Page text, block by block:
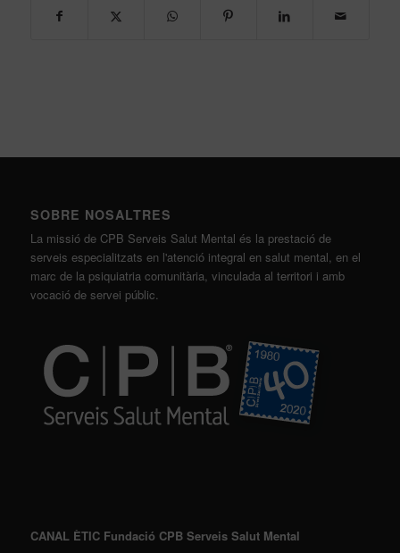
SOBRE NOSALTRES
La missió de CPB Serveis Salut Mental és la prestació de
serveis especialitzats en l'atenció integral en salut mental, en el
marc de la psiquiatria comunitària, vinculada al territori i amb
vocació de servei públic.
CANAL ÈTIC Fundació CPB Serveis Salut Mental